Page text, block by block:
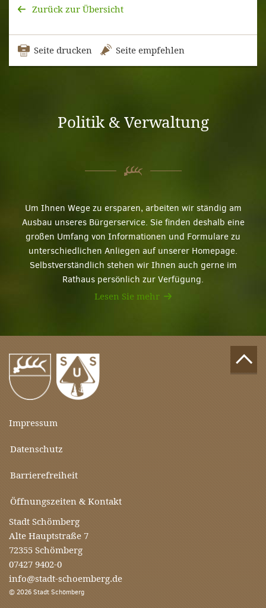
Zurück zur Übersicht
Seite drucken Seite empfehlen
Politik & Verwaltung
Um Ihnen Wege zu ersparen, arbeiten wir ständig am
Ausbau unseres Bürgerservice. Sie finden deshalb eine
großen Umfang von Informationen und Formulare zu
unterschiedlichen Anliegen auf unserer Homepage.
Selbstverständlich stehen wir Ihnen auch gerne im
Rathaus persönlich zur Verfügung.
Lesen Sie mehr
Impressum
Datenschutz
Barrierefreiheit
Öffnungszeiten & Kontakt
Stadt Schömberg
Alte Hauptstraße 7
72355 Schömberg
07427 9402-0
info@stadt-schoemberg.de
© 2026 Stadt Schömberg